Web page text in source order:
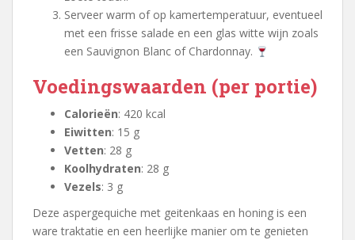
Serveer warm of op kamertemperatuur, eventueel
met een frisse salade en een glas witte wijn zoals
een Sauvignon Blanc of Chardonnay.
Voedingswaarden (per portie)
Calorieën: 420 kcal
Eiwitten: 15 g
Vetten: 28 g
Koolhydraten: 28 g
Vezels: 3 g
Deze aspergequiche met geitenkaas en honing is een
ware traktatie en een heerlijke manier om te genieten